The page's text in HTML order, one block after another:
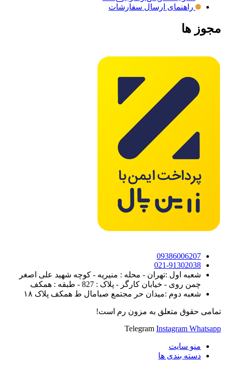
راهنمای ارسال سفارشات
مجوز ها
09386006207
021-91302038
شعبه اول :تهران - محله : منیریه - کوچه شهید علی اصغر
چمن روی - خیابان کارگر - پلاک : 827 - طبقه : همکف
شعبه دوم :میدان حر مجتمع صبامال ط همکف پلاک ۱۸
تمامی حقوق متعلق به مزون رم است!
Telegram Instagram Whatsapp
منو سایت
دسته بندی ها